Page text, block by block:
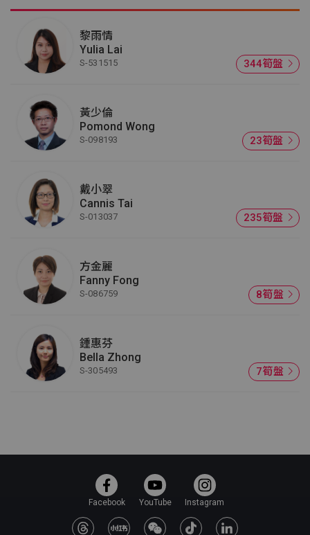
黎雨情
Yulia Lai
S-531515 344筍盤
黃少倫
Pomond Wong
S-098193 23筍盤
戴小翠
Cannis Tai
S-013037 235筍盤
方金麗
Fanny Fong
S-086759 8筍盤
鍾惠芬
Bella Zhong
S-305493 7筍盤
Facebook YouTube Instagram